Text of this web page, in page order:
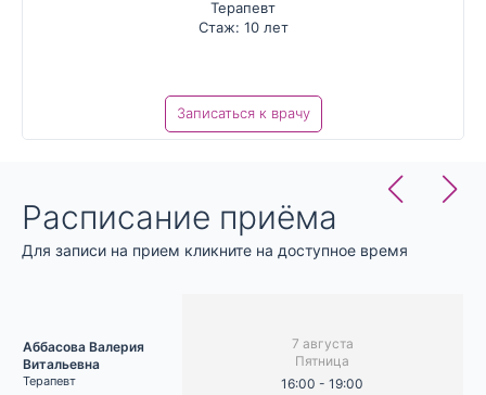
Терапевт
Стаж: 10 лет
Записаться к врачу
Расписание приёма
Для записи на прием кликните на доступное время
Аббасова Валерия
Витальевна
Терапевт
7 августа
Пятница
16:00 - 19:00